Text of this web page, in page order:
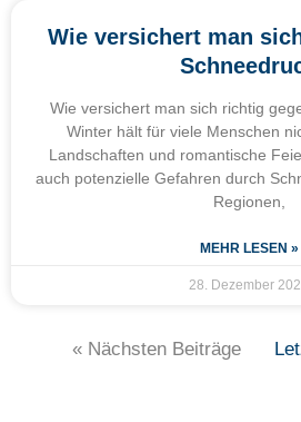
Wie versichert man
Wie versichert man sich richtig
Winter hält für viele Menschen
Landschaften und romantische
auch potenzielle Gefahren durch
Regionen,
MEHR LESEN »
28. Dezember
« Nächsten Beiträge